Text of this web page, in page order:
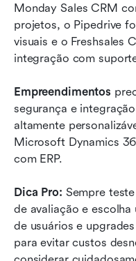
Monday Sales CRM
projetos, o Pipedrive
visuais e o Freshsales
integração com
Empreendimentos
segurança e
altamente
Microsoft Dynamics
com ERP.
Dica Pro: Sempre
de avaliação e
de usuários e
para evitar custos